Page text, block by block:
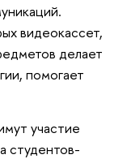
видеокассет,
делает
помогает
участие
студентов-